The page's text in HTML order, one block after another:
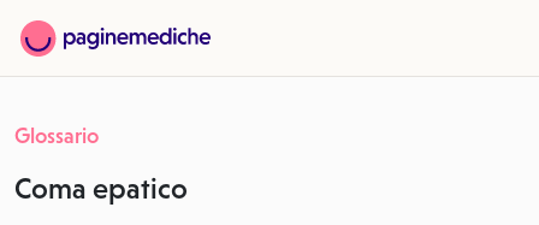
Glossario
Coma epatico